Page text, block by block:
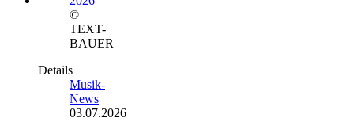
©
TEXT-
BAUER
Details
Musik-
News
03.07.2026